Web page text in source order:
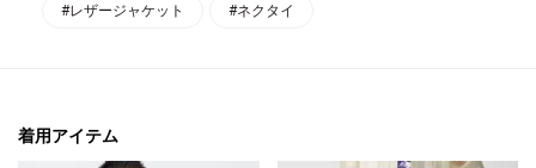
#レザージャケット
#ネクタイ
着用アイテム